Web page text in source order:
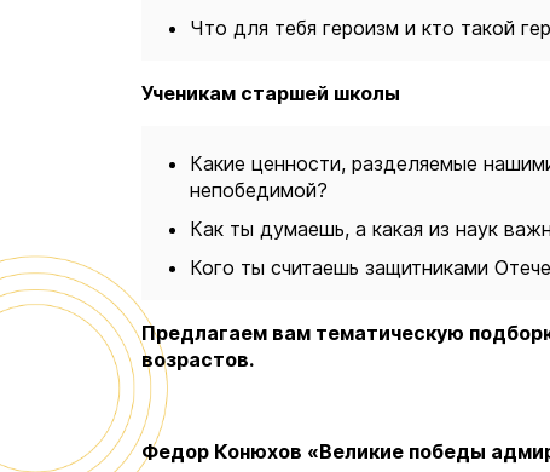
Что для тебя героизм и кто такой
Ученикам старшей школы
Какие ценности, разделяемые
непобедимой?
Как ты думаешь, а какая из наук
Кого ты считаешь защитниками
Предлагаем вам тематическую
возрастов.
Федор Конюхов «Великие победы